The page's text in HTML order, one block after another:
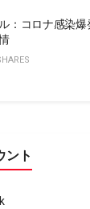
：コロナ感染
ント